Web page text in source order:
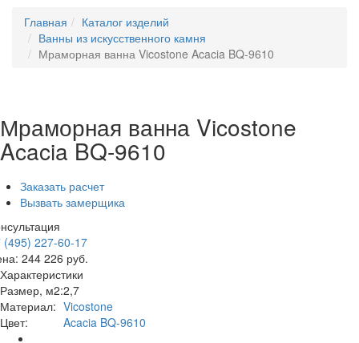
Главная
Каталог изделий
Ванны из искусственного камня
Мраморная ванна Vicostone Acacia BQ-9610
Мраморная ванна Vicostone
Acacia BQ-9610
Заказать расчет
Вызвать замерщика
(495) 227-60-17
244 226 руб.
Характеристики
Размер, м2:2,7
Материал: Vicostone
Цвет:
Acacia BQ-9610